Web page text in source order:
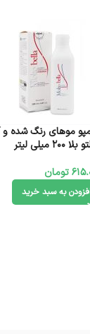
موهای رنگ شده
200 میلی لیتر
تومان
به سبد خرید